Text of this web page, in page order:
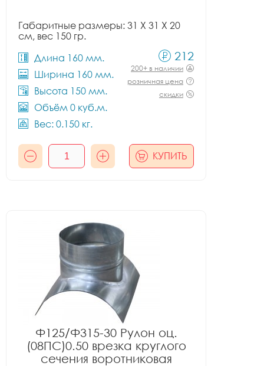
Габаритные размеры: 31 X 31 X 20
см, вес 150 гр.
Длина 160 мм.
Ширина 160 мм.
Высота 150 мм.
Объём 0 куб.м.
Вес: 0.150 кг.
212
200+ в наличии
розничная цена
скидки
КУПИТЬ
Ф125/Ф315-30 Рулон оц.
(08ПС)0.50 врезка круглого
сечения воротниковая